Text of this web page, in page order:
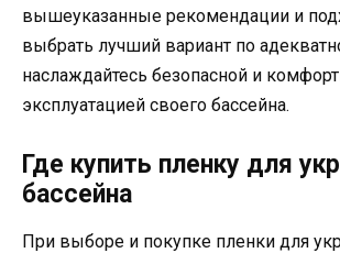
вышеуказанные рекомендации и
выбрать лучший вариант по
наслаждайтесь безопасной и
эксплуатацией своего бассейна.
Где купить пленку для
бассейна
При выборе и покупке пленки для